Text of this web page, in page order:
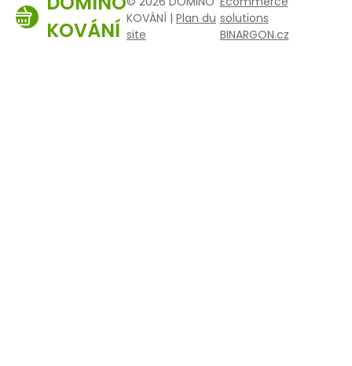
KOVÁNÍ KOVÁNÍ | Plan du
site
solutions
BINARGON.cz